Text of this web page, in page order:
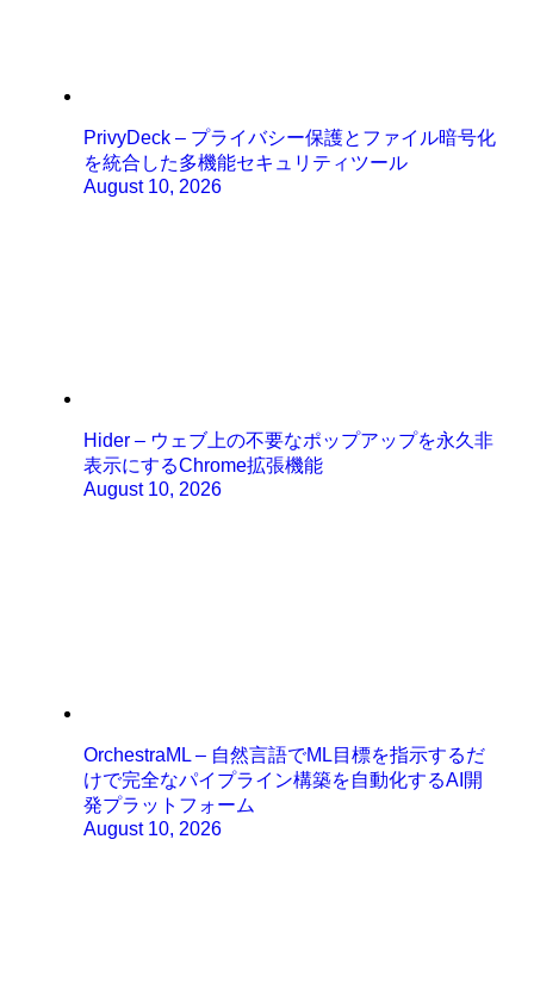
PrivyDeck – プライバシー保護とファイル暗号化
を統合した多機能セキュリティツール
August 10, 2026
Hider – ウェブ上の不要なポップアップを永久非
表示にするChrome拡張機能
August 10, 2026
OrchestraML – 自然言語でML目標を指示するだ
けで完全なパイプライン構築を自動化するAI開
発プラットフォーム
August 10, 2026